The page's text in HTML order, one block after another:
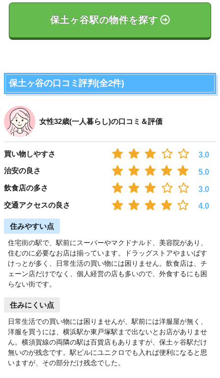
保土ヶ谷駅の物件を探す
保土ヶ谷の口コミ評判(全2件)
女性32歳(一人暮らし)の口コミ＆評価
買い物しやすさ
3.0
治安の良さ
5.0
飲食店の多さ
3.0
交通アクセスの良さ
4.0
住みやすい点
住宅街の駅で、駅前にスーパーやマクドナルド、美容院があり、
住むのに必要なお店は揃っています。ドラッグストアやまいばす
けっとが多く、日常生活の買い物には困りません。飲食店は、チ
ェーン店だけでなく、個人経営の店も多いので、外食するにも困
らない街です。
住みにくい点
日常生活での買い物には困りませんが、駅前には洋服屋が無く、
洋服を買うには、横浜駅か東戸塚駅まで出ないとお店がありませ
ん。横須賀線の両隣の駅は百貨店もありますが、保土ヶ谷駅だけ
無いのが残念です。駅ビルにユニクロでも入れば便利になると思
いますが、その部分だけ残念でした。